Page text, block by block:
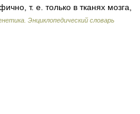
т. е. только в тканях мозга,
Энциклопедический словарь